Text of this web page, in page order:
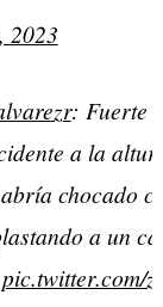
2023
: Fuerte
a la
chocado
a un
pic.twitter.com/